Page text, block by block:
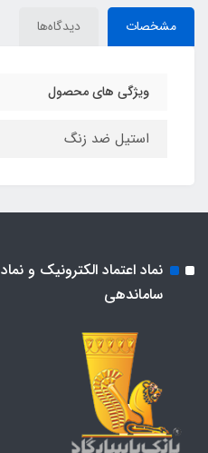
مشخصات دیدگاه‌ها
ویژگی های محصول
استیل ضد زنگ
نماد اعتماد الکترونیک و نماد
ساماندهی